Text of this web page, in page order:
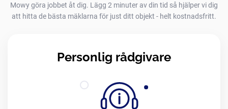
Mowy göra jobbet åt dig. Lägg 2 minuter av din tid så hjälper vi dig
att hitta de bästa mäklarna för just ditt objekt - helt kostnadsfritt.
Personlig rådgivare